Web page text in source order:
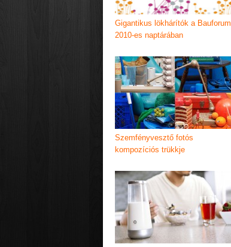
Gigantikus lökhárítók a Bauforum
2010-es naptárában
Szemfényvesztő fotós
kompozíciós trükkje